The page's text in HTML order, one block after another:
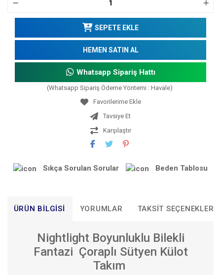
SEPETE EKLE
HEMEN SATIN AL
Whatsapp Sipariş Hattı
(Whatsapp Sipariş Ödeme Yöntemi : Havale)
Tavsiye Et
Karşılaştır
Sıkça Sorulan Sorular Beden Tablosu
ÜRÜN BILGISI YORUMLAR TAKSIT SEÇENEKLERI
Nightlight Boyunluklu Bilekli
Fantazi Çoraplı Sütyen Külot
Takım